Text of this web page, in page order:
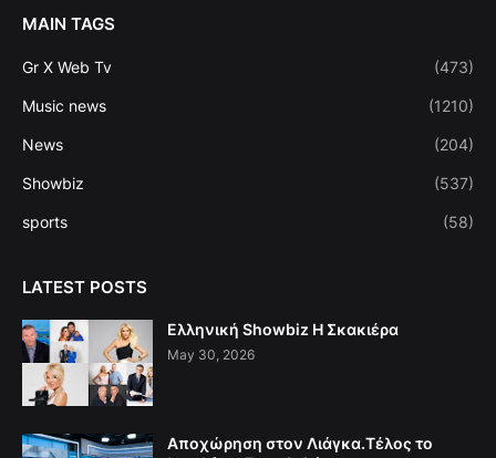
MAIN TAGS
Gr X Web Tv (473)
Music news (1210)
News (204)
Showbiz (537)
sports (58)
LATEST POSTS
Ελληνική Showbiz Η Σκακιέρα
May 30, 2026
Αποχώρηση στον Λιάγκα.Τέλος το